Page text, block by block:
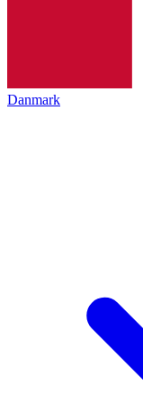
Danmark